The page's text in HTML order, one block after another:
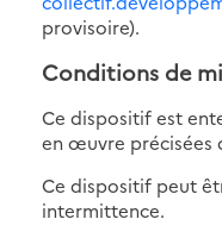
provisoire).
Conditions de
Ce dispositif est
en œuvre précisées
Ce dispositif peut
intermittence.